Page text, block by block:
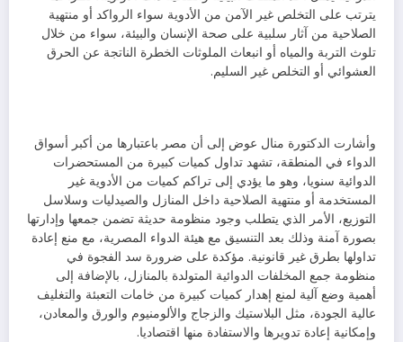
يترتب على التخلص غير الآمن من الأدوية سواء الرواكد أو منتهية
الصلاحية من آثار سلبية على صحة الإنسان والبيئة، سواء من خلال
تلوث التربة والمياه أو انبعاث الملوثات الخطرة الناتجة عن الحرق
العشوائي أو التخلص غير السليم.
وأشارت الدكتورة منال عوض إلى أن مصر باعتبارها من أكبر أسواق
الدواء في المنطقة، تشهد تداول كميات كبيرة من المستحضرات
الدوائية سنويا، وهو ما يؤدي إلى تراكم كميات من الأدوية غير
المستخدمة أو منتهية الصلاحية داخل المنازل والصيدليات وسلاسل
التوزيع، الأمر الذي يتطلب وجود منظومة حديثة تضمن جمعها وإدارتها
بصورة آمنة وذلك بعد التنسيق مع هيئة الدواء المصرية، مع منع إعادة
تداولها بطرق غير قانونية. مؤكدة على ضرورة سد الفجوة في
منظومة جمع المخلفات الدوائية المتولدة بالمنازل، بالإضافة إلى
أهمية وضع آلية لمنع إهدار كميات كبيرة من خامات التعبئة والتغليف
عالية الجودة، مثل البلاستيك والزجاج والألومنيوم والورق والمعادن،
وإمكانية إعادة تدويرها والاستفادة منها اقتصاديا.